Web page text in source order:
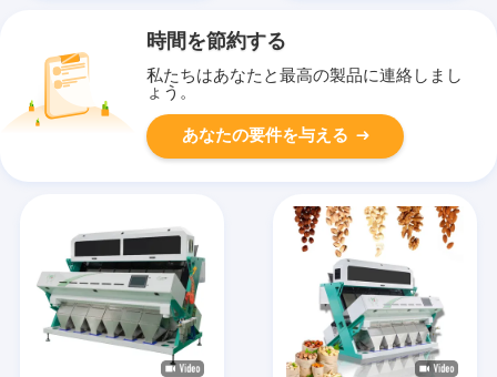
時間を節約する
私たちはあなたと最高の製品に連絡しまし
ょう。
あなたの要件を与える